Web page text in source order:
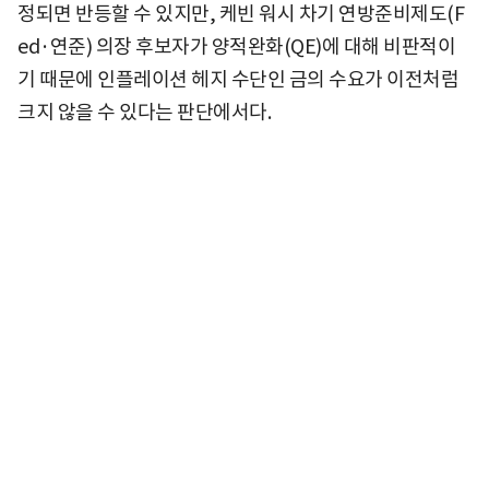
정되면 반등할 수 있지만, 케빈 워시 차기 연방준비제도(F
ed·연준) 의장 후보자가 양적완화(QE)에 대해 비판적이
기 때문에 인플레이션 헤지 수단인 금의 수요가 이전처럼
크지 않을 수 있다는 판단에서다.